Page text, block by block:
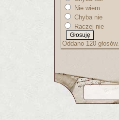
Nie wiem
Chyba nie
Raczej nie
Oddano 120 głosów.